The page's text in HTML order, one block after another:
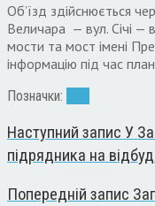
Обʼїзд здійснюється
Величара — вул. Січі —
мости та мост імені
інформацію під час
Позначки:
Наступний запис У
підрядника на
Попередній запис